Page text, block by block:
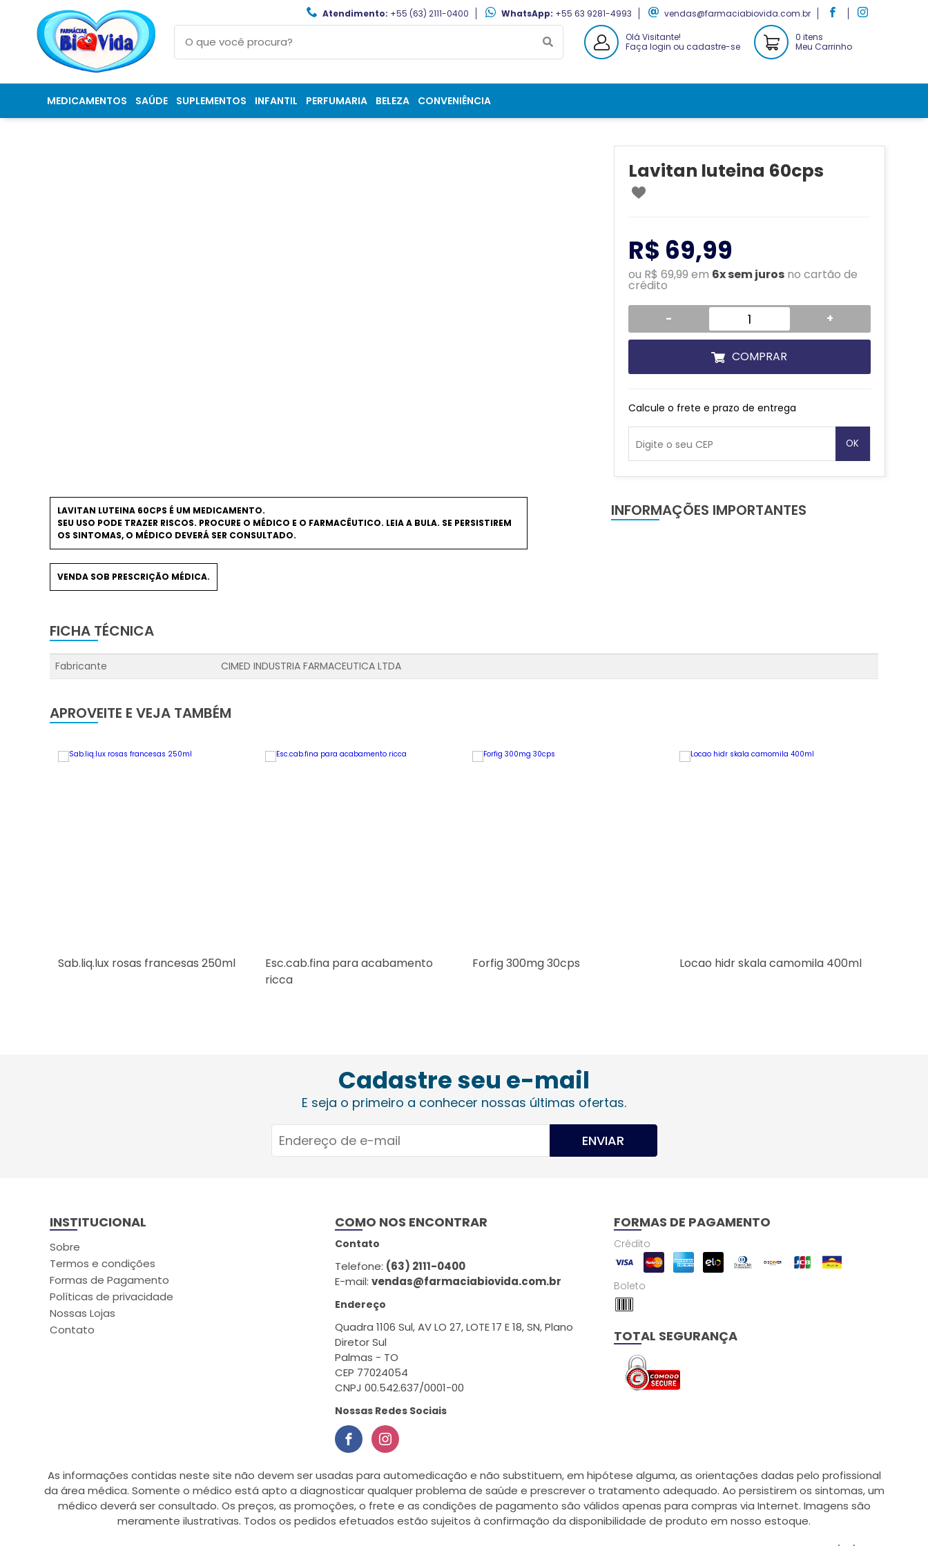
Atendimento: +55 (63) 2111-0400 WhatsApp: +55 63 9281-4993
vendas@farmaciabiovida.com.br
Olá Visitante!
Faça login ou cadastre-se
0 itens
Meu Carrinho
MEDICAMENTOS SAÚDE SUPLEMENTOS INFANTIL PERFUMARIA BELEZA CONVENIÊNCIA
Lavitan luteina 60cps
R$ 69,99
ou R$ 69,99 em 6x sem jurosno cartão de
crédito
- +
COMPRAR
Calcule o frete e prazo de entrega
OK
LAVITAN LUTEINA 60CPS É UM MEDICAMENTO.
SEU USO PODE TRAZER RISCOS. PROCURE O MÉDICO E O FARMACÊUTICO. LEIA A BULA. SE PERSISTIREM
OS SINTOMAS, O MÉDICO DEVERÁ SER CONSULTADO.
VENDA SOB PRESCRIÇÃO MÉDICA.
INFORMAÇÕES IMPORTANTES
FICHA TÉCNICA
Fabricante CIMED INDUSTRIA FARMACEUTICA LTDA
APROVEITE E VEJA TAMBÉM
Sab.liq.lux rosas francesas 250ml
Esc.cab.fina para acabamento
ricca
Forfig 300mg 30cps Locao hidr skala camomila 400ml
Cadastre seu e-mail
E seja o primeiro a conhecer nossas últimas ofertas.
ENVIAR
INSTITUCIONAL
Sobre
Termos e condições
Formas de Pagamento
Políticas de privacidade
Nossas Lojas
Contato
COMO NOS ENCONTRAR
Contato
Telefone: (63) 2111-0400
E-mail:vendas@farmaciabiovida.com.br
Endereço
Quadra 1106 Sul, AV LO 27, LOTE 17 E 18, SN, Plano
Diretor Sul
Palmas - TO
CEP 77024054
CNPJ 00.542.637/0001-00
Nossas Redes Sociais
FORMAS DE PAGAMENTO
Crédito
Boleto
TOTAL SEGURANÇA
As informações contidas neste site não devem ser usadas para automedicação e não substituem, em hipótese alguma, as orientações dadas pelo profissional
da área médica. Somente o médico está apto a diagnosticar qualquer problema de saúde e prescrever o tratamento adequado. Ao persistirem os sintomas, um
médico deverá ser consultado. Os preços, as promoções, o frete e as condições de pagamento são válidos apenas para compras via Internet. Imagens são
meramente ilustrativas. Todos os pedidos efetuados estão sujeitos à confirmação da disponibilidade de produto em nosso estoque.